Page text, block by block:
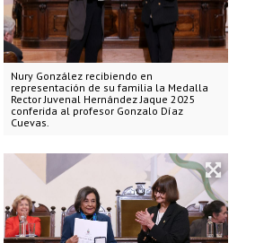
Nury González recibiendo en
representación de su familia la Medalla
Rector Juvenal Hernández Jaque 2025
conferida al profesor Gonzalo Díaz
Cuevas.